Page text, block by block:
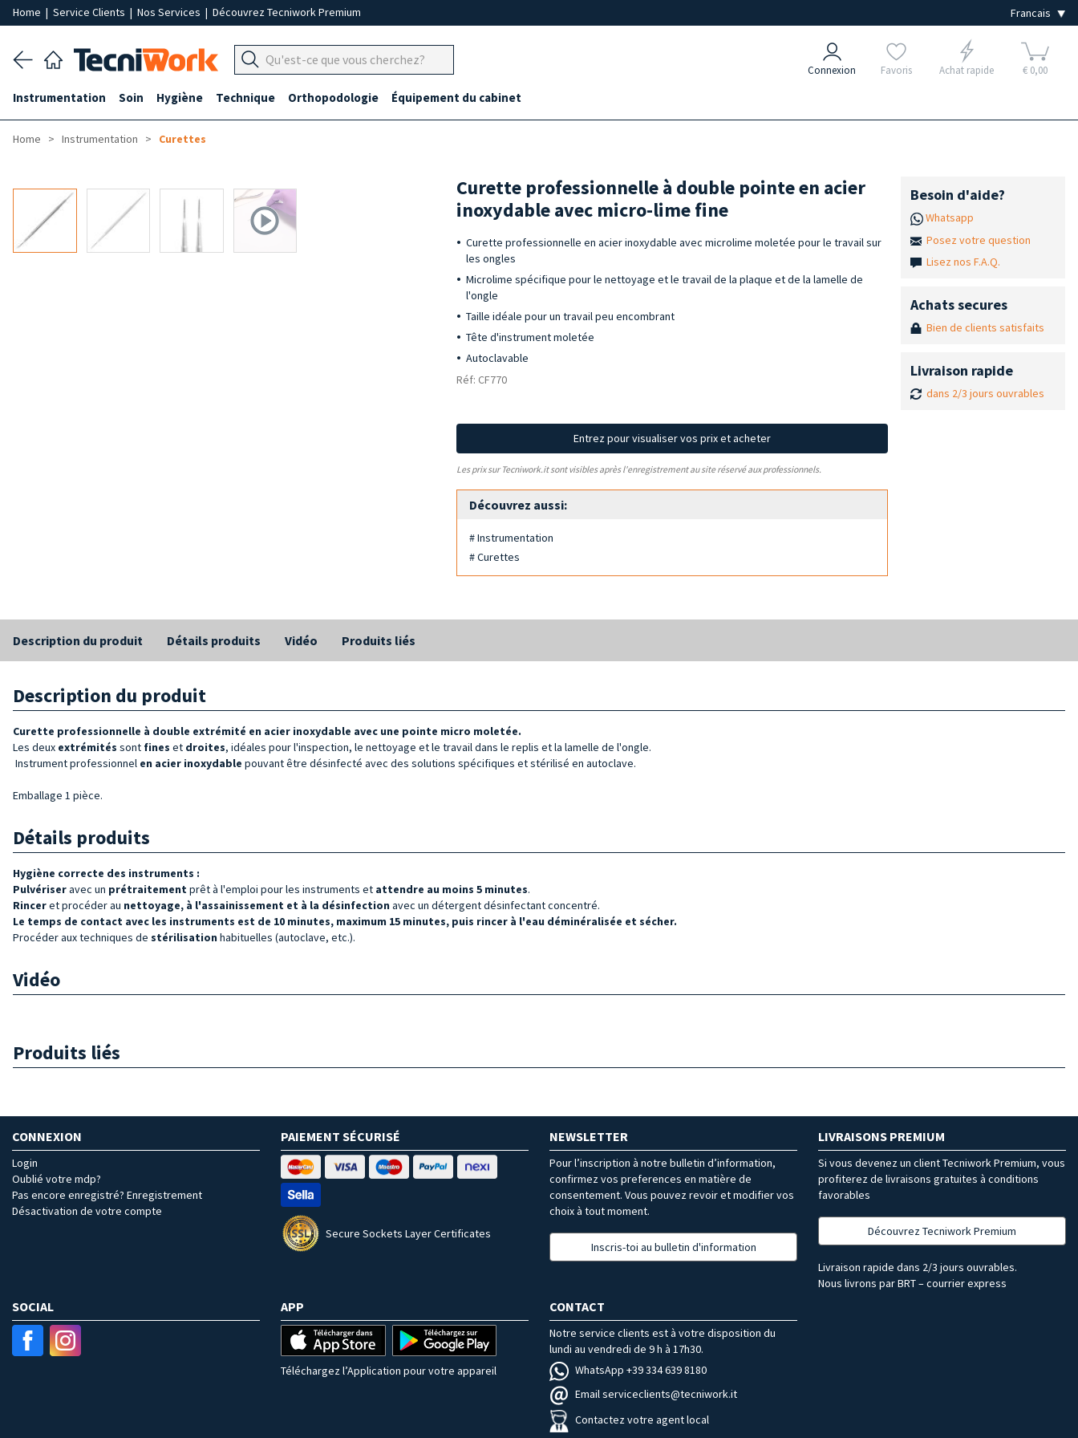
Home | Service Clients | Nos Services | Découvrez Tecniwork Premium
Connexion Favoris Achat rapide € 0,00
Instrumentation Soin Hygiène Technique Orthopodologie Équipement du cabinet
Home Instrumentation Curettes
Curette professionnelle à double pointe en acier
inoxydable avec micro-lime fine
Curette professionnelle en acier inoxydable avec microlime moletée pour le travail sur
les ongles
Microlime spécifique pour le nettoyage et le travail de la plaque et de la lamelle de
l'ongle
Taille idéale pour un travail peu encombrant
Tête d'instrument moletée
Autoclavable
Réf: CF770
Entrez pour visualiser vos prix et acheter
Les prix sur Tecniwork.it sont visibles après l'enregistrement au site réservé aux professionnels.
Découvrez aussi:
# Instrumentation
# Curettes
Besoin d'aide?
Whatsapp
Posez votre question
Lisez nos F.A.Q.
Achats secures
Bien de clients satisfaits
Livraison rapide
dans 2/3 jours ouvrables
Description du produit Détails produits Vidéo Produits liés
Description du produit
Curette professionnelle à double extrémité en acier inoxydable avec une pointe micro moletée.
Les deux extrémités sont fines et droites, idéales pour l'inspection, le nettoyage et le travail dans le replis et la lamelle de l'ongle.
Instrument professionnel en acier inoxydable pouvant être désinfecté avec des solutions spécifiques et stérilisé en autoclave.
Emballage 1 pièce.
Détails produits
Hygiène correcte des instruments :
Pulvériseravec un prétraitementprêt à l'emploi pour les instruments et attendre au moins 5 minutes.
Rinceret procéder au nettoyage, à l'assainissement et à la désinfection avec un détergent désinfectant concentré.
Le temps de contact avec les instruments est de 10 minutes, maximum 15 minutes, puis rincer à l'eau déminéralisée et sécher.
Procéder aux techniques de stérilisation habituelles (autoclave, etc.).
Vidéo
Produits liés
CONNEXION
Login
Oublié votre mdp?
Pas encore enregistré? Enregistrement
Désactivation de votre compte
PAIEMENT SÉCURISÉ
Secure Sockets Layer Certificates
NEWSLETTER
Pour l’inscription à notre bulletin d’information,
confirmez vos preferences en matière de
consentement. Vous pouvez revoir et modifier vos
choix à tout moment.
Inscris-toi au bulletin d'information
LIVRAISONS PREMIUM
Si vous devenez un client Tecniwork Premium, vous
profiterez de livraisons gratuites à conditions
favorables
Découvrez Tecniwork Premium
Livraison rapide dans 2/3 jours ouvrables.
Nous livrons par BRT – courrier express
SOCIAL APP
Téléchargez l’Application pour votre appareil
CONTACT
Notre service clients est à votre disposition du
lundi au vendredi de 9 h à 17h30.
WhatsApp +39 334 639 8180
Email serviceclients@tecniwork.it
Contactez votre agent local